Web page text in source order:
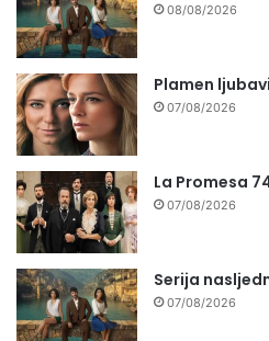
08/08/2026
Plamen
07/08/2026
La Promesa
07/08/2026
Serija
07/08/2026